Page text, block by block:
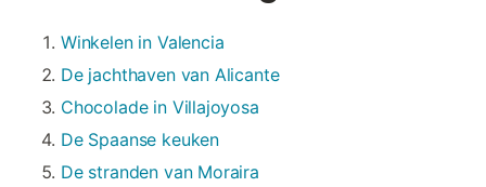
Winkelen in Valencia
De jachthaven van Alicante
Chocolade in Villajoyosa
De Spaanse keuken
De stranden van Moraira